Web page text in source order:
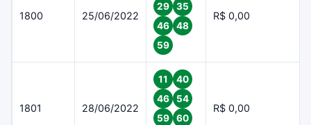
1800 25/06/2022
29
35
46
48
59
R$ 0,00
1801 28/06/2022
11
40
46
54
59
60
R$ 0,00